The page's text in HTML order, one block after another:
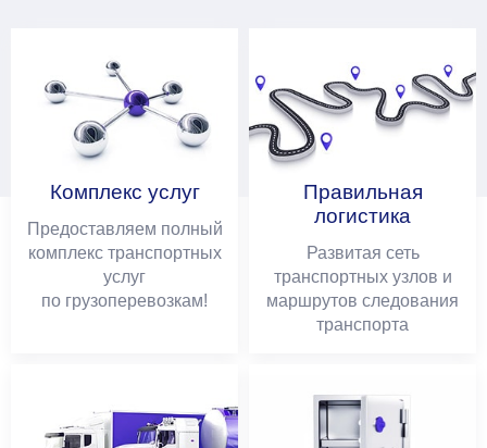
Комплекс услуг
Предоставляем полный
комплекс транспортных
услуг
по грузоперевозкам!
Правильная
логистика
Развитая сеть
транспортных узлов и
маршрутов следования
транспорта